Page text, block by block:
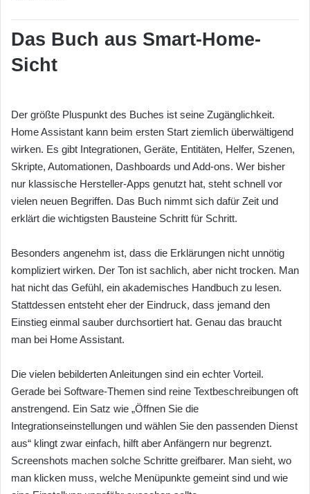
Das Buch aus Smart-Home-
Sicht
Der größte Pluspunkt des Buches ist seine Zugänglichkeit.
Home Assistant kann beim ersten Start ziemlich überwältigend
wirken. Es gibt Integrationen, Geräte, Entitäten, Helfer, Szenen,
Skripte, Automationen, Dashboards und Add-ons. Wer bisher
nur klassische Hersteller-Apps genutzt hat, steht schnell vor
vielen neuen Begriffen. Das Buch nimmt sich dafür Zeit und
erklärt die wichtigsten Bausteine Schritt für Schritt.
Besonders angenehm ist, dass die Erklärungen nicht unnötig
kompliziert wirken. Der Ton ist sachlich, aber nicht trocken. Man
hat nicht das Gefühl, ein akademisches Handbuch zu lesen.
Stattdessen entsteht eher der Eindruck, dass jemand den
Einstieg einmal sauber durchsortiert hat. Genau das braucht
man bei Home Assistant.
Die vielen bebilderten Anleitungen sind ein echter Vorteil.
Gerade bei Software-Themen sind reine Textbeschreibungen oft
anstrengend. Ein Satz wie „Öffnen Sie die
Integrationseinstellungen und wählen Sie den passenden Dienst
aus“ klingt zwar einfach, hilft aber Anfängern nur begrenzt.
Screenshots machen solche Schritte greifbarer. Man sieht, wo
man klicken muss, welche Menüpunkte gemeint sind und wie